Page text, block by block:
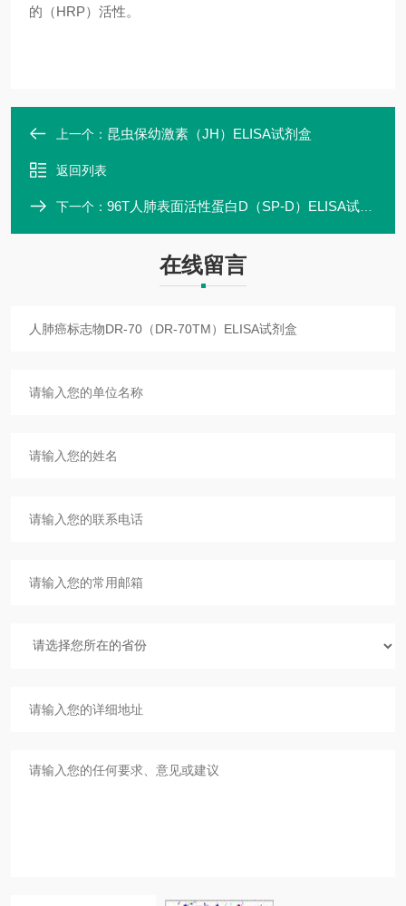
的（HRP）活性。
上一个： 昆虫保幼激素（JH）ELISA试剂盒
返回列表
下一个： 96T人肺表面活性蛋白D（SP-D）ELISA试剂盒
在线留言